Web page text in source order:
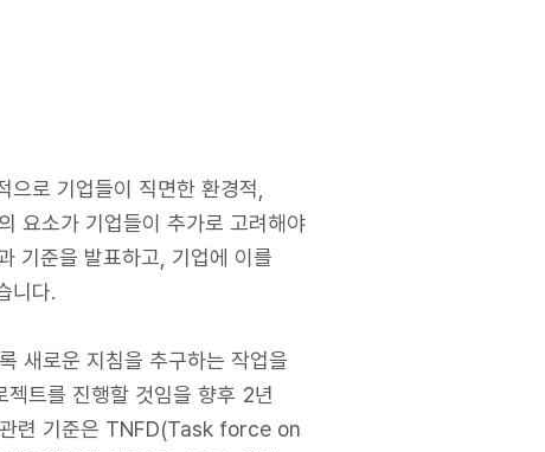
로 기업들이 직면한 환경적,
요소가 기업들이 추가로 고려해야
기준을 발표하고, 기업에 이를
니다.
새로운 지침을 추구하는 작업을
트를 진행할 것임을 향후 2년
련 기준은 TNFD(Task force on